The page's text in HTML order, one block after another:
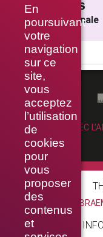
En
poursuivant
votre
navigation
sur ce
site,
vous
acceptez
l’utilisation
de
cookies
pour
vous
proposer
des
contenus
et
INTRA MUROS
Musique originale
RÉALISÉ AVEC
RUE